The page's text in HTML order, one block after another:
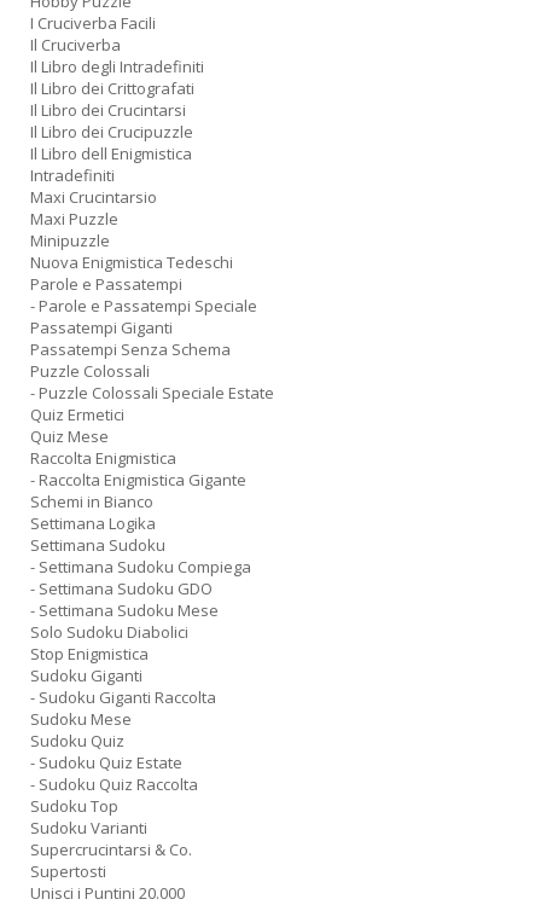
I Cruciverba Facili
Il Cruciverba
Il Libro degli Intradefiniti
Il Libro dei Crittografati
Il Libro dei Crucintarsi
Il Libro dei Crucipuzzle
Il Libro dell Enigmistica
Intradefiniti
Maxi Crucintarsio
Maxi Puzzle
Minipuzzle
Nuova Enigmistica Tedeschi
Parole e Passatempi
- Parole e Passatempi Speciale
Passatempi Giganti
Passatempi Senza Schema
Puzzle Colossali
- Puzzle Colossali Speciale Estate
Quiz Ermetici
Quiz Mese
Raccolta Enigmistica
- Raccolta Enigmistica Gigante
Schemi in Bianco
Settimana Logika
Settimana Sudoku
- Settimana Sudoku Compiega
- Settimana Sudoku GDO
- Settimana Sudoku Mese
Solo Sudoku Diabolici
Stop Enigmistica
Sudoku Giganti
- Sudoku Giganti Raccolta
Sudoku Mese
Sudoku Quiz
- Sudoku Quiz Estate
- Sudoku Quiz Raccolta
Sudoku Top
Sudoku Varianti
Supercrucintarsi & Co.
Supertosti
Unisci i Puntini 20.000